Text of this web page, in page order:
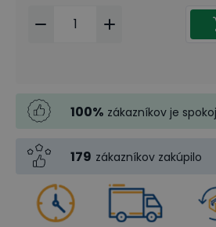
100% zákazníkov je
179 zákazníkov zakúpilo